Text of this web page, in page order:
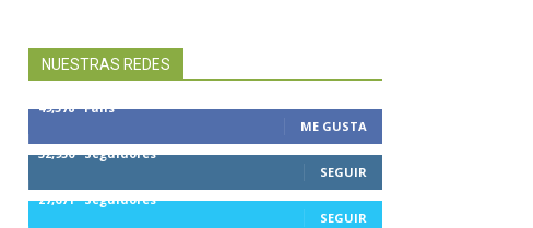
NUESTRAS REDES
49,578 Fans
ME GUSTA
32,950 Seguidores
SEGUIR
27,671 Seguidores
SEGUIR